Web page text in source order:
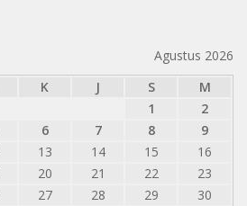
Agustus 2026
K J S
M
1
2
6 7 8
9
13 14 15
16
20 21 22
23
27 28 29
30